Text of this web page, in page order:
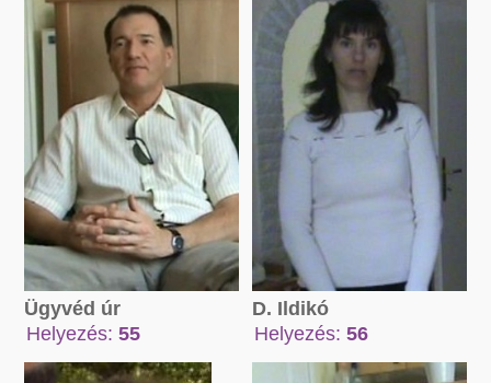
Ügyvéd úr
Helyezés:55
Összpont:
D. Ildikó
Helyezés:56
Összpont: